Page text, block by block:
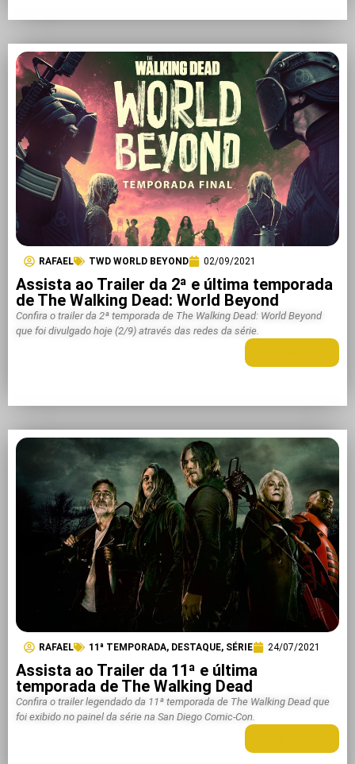
RAFAEL TWD WORLD BEYOND 02/09/2021
Assista ao Trailer da 2ª e última temporada
de The Walking Dead: World Beyond
Confira o trailer da 2ª temporada de The Walking Dead: World Beyond
que foi divulgado hoje (2/9) através das redes da série.
RAFAEL 11ª TEMPORADA, DESTAQUE, SÉRIE 24/07/2021
Assista ao Trailer da 11ª e última
temporada de The Walking Dead
Confira o trailer legendado da 11ª temporada de The Walking Dead que
foi exibido no painel da série na San Diego Comic-Con.